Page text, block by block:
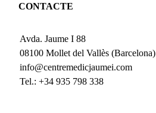
CONTACTE
Avda. Jaume I 88
08100 Mollet del Vallès (Barcelona)
info@centremedicjaumei.com
Tel.: +34 935 798 338